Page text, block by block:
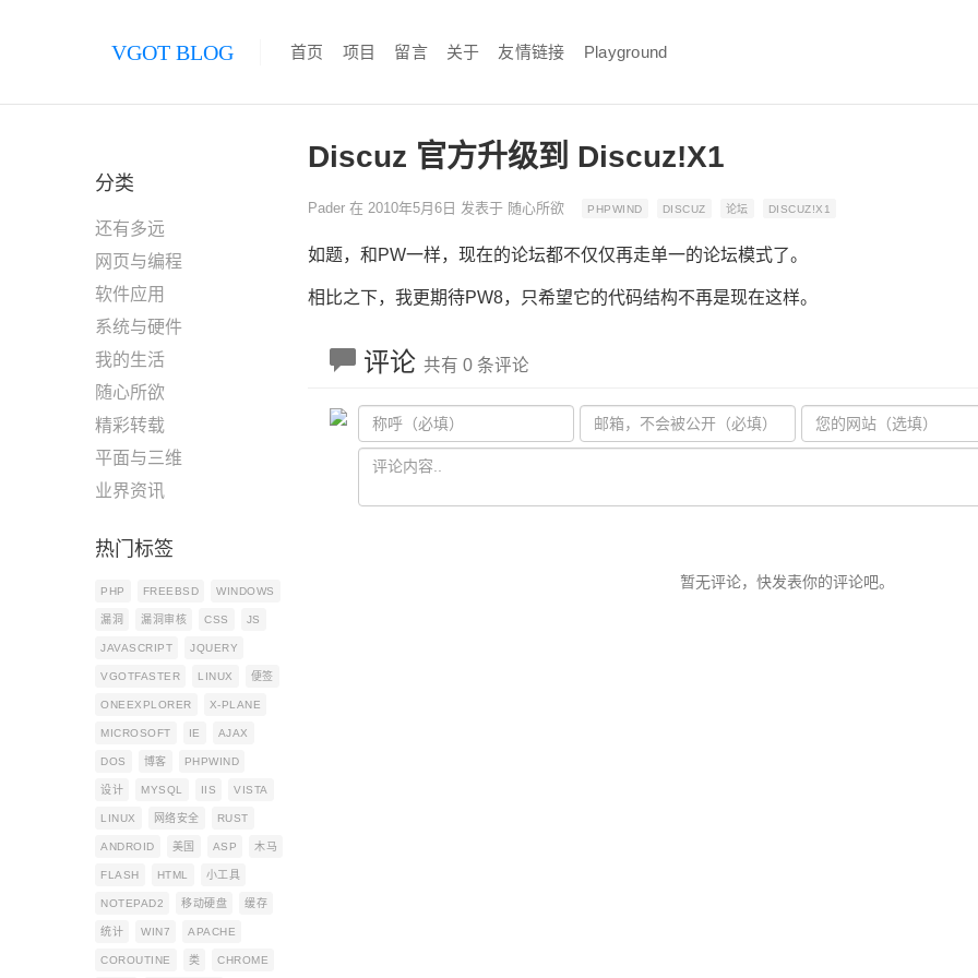
VGOT BLOG 首页 项目 留言 关于 友情链接 Playground
分类
还有多远
网页与编程
软件应用
系统与硬件
我的生活
随心所欲
精彩转载
平面与三维
业界资讯
热门标签
PHP FREEBSD WINDOWS
漏洞 漏洞审核 CSS JS
JAVASCRIPT JQUERY
VGOTFASTER LINUX 便签
ONEEXPLORER X-PLANE
MICROSOFT IE AJAX
DOS 博客 PHPWIND
设计 MYSQL IIS VISTA
LINUX 网络安全 RUST
ANDROID 美国 ASP 木马
FLASH HTML 小工具
NOTEPAD2 移动硬盘 缓存
统计 WIN7 APACHE
COROUTINE 类 CHROME
Discuz 官方升级到 Discuz!X1
Pader 在 2010年5月6日 发表于 随心所欲 PHPWIND DISCUZ 论坛 DISCUZ!X1
如题，和PW一样，现在的论坛都不仅仅再走单一的论坛模式了。
相比之下，我更期待PW8，只希望它的代码结构不再是现在这样。
评论 共有 0 条评论
暂无评论，快发表你的评论吧。